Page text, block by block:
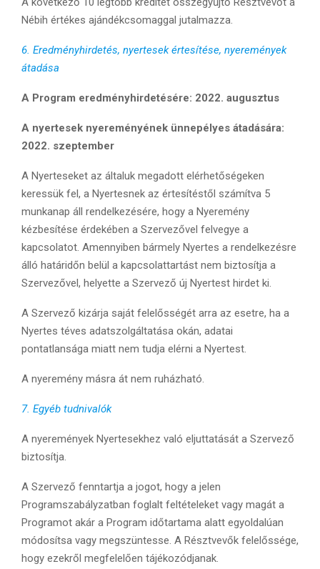
Nébih értékes ajándékcsomaggal jutalmazza.
6. Eredményhirdetés, nyertesek értesítése, nyeremények
átadása
A Program eredményhirdetésére: 2022. augusztus
A nyertesek nyereményének ünnepélyes átadására:
2022. szeptember
A Nyerteseket az általuk megadott elérhetőségeken
keressük fel, a Nyertesnek az értesítéstől számítva 5
munkanap áll rendelkezésére, hogy a Nyeremény
kézbesítése érdekében a Szervezővel felvegye a
kapcsolatot. Amennyiben bármely Nyertes a rendelkezésre
álló határidőn belül a kapcsolattartást nem biztosítja a
Szervezővel, helyette a Szervező új Nyertest hirdet ki.
A Szervező kizárja saját felelősségét arra az esetre, ha a
Nyertes téves adatszolgáltatása okán, adatai
pontatlansága miatt nem tudja elérni a Nyertest.
A nyeremény másra át nem ruházható.
7. Egyéb tudnivalók
A nyeremények Nyertesekhez való eljuttatását a Szervező
biztosítja.
A Szervező fenntartja a jogot, hogy a jelen
Programszabályzatban foglalt feltételeket vagy magát a
Programot akár a Program időtartama alatt egyoldalúan
módosítsa vagy megszüntesse. A Résztvevők felelőssége,
hogy ezekről megfelelően tájékozódjanak.